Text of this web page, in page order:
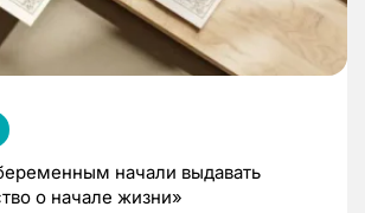
начали выдавать
о начале жизни»